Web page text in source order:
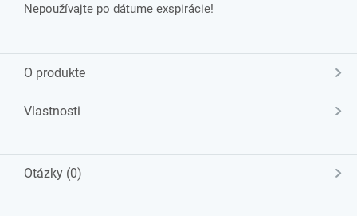
Nepoužívajte po dátume exspirácie!
O produkte
Vlastnosti
Otázky (0)